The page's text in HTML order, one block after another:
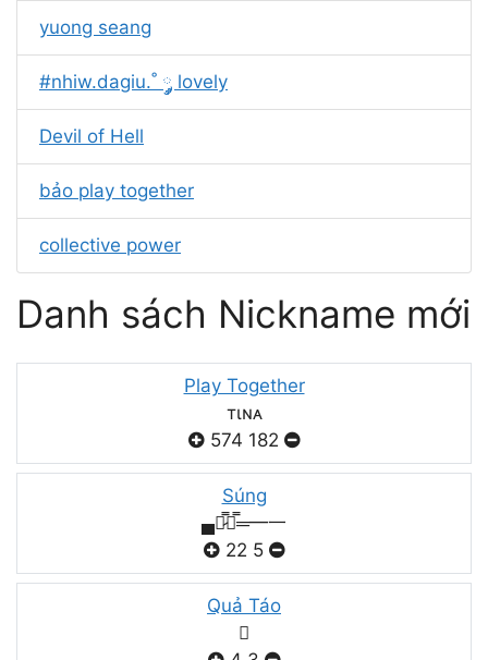
yuong seang
#nhiw.dagiu.˚ ༘༘ lovely
Devil of Hell
bảo play together
collective power
Danh sách Nickname mới
Play Together
тιɴᴀ
574 182
Súng
▄︻̷̿┻̿═━一
22 5
Quả Táo
